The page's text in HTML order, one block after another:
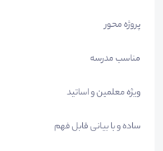
پروژه محور
مناسب مدرسه
ویژه معلمین و اساتید
ساده و با بیانی قابل فهم